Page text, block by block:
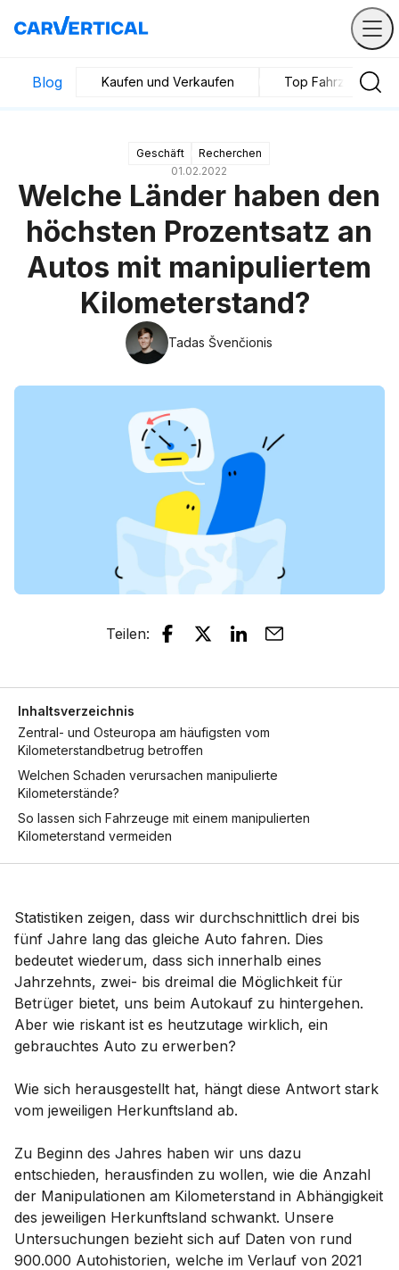
Blog Kaufen und Verkaufen Top Fahrzeuge
Geschäft
Recherchen
01.02.2022
Welche Länder haben den
höchsten Prozentsatz an
Autos mit manipuliertem
Kilometerstand?
Tadas Švenčionis
Teilen:
Inhaltsverzeichnis
Zentral- und Osteuropa am häufigsten vom
Kilometerstandbetrug betroffen
Welchen Schaden verursachen manipulierte
Kilometerstände?
So lassen sich Fahrzeuge mit einem manipulierten
Kilometerstand vermeiden
Statistiken zeigen, dass wir durchschnittlich drei bis
fünf Jahre lang das gleiche Auto fahren. Dies
bedeutet wiederum, dass sich innerhalb eines
Jahrzehnts, zwei- bis dreimal die Möglichkeit für
Betrüger bietet, uns beim Autokauf zu hintergehen.
Aber wie riskant ist es heutzutage wirklich, ein
gebrauchtes Auto zu erwerben?
Wie sich herausgestellt hat, hängt diese Antwort stark
vom jeweiligen Herkunftsland ab.
Zu Beginn des Jahres haben wir uns dazu
entschieden, herausfinden zu wollen, wie die Anzahl
der Manipulationen am Kilometerstand in Abhängigkeit
des jeweiligen Herkunftsland schwankt. Unsere
Untersuchungen bezieht sich auf Daten von rund
900.000 Autohistorien, welche im Verlauf von 2021